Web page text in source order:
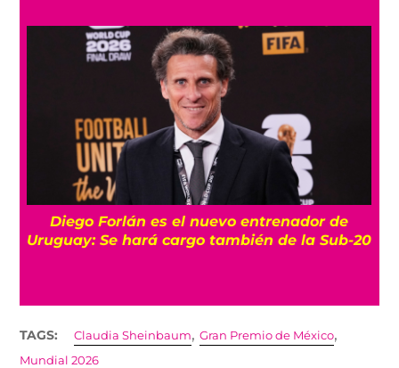
de
de la Sub-20
¡Imparables! México firma
participación en Juegos
TAGS: Claudia Sheinbaum,Gran Premio de México,
Mundial 2026